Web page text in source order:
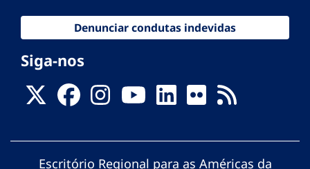
Denunciar condutas indevidas
Siga-nos
Escritório Regional para as Américas da